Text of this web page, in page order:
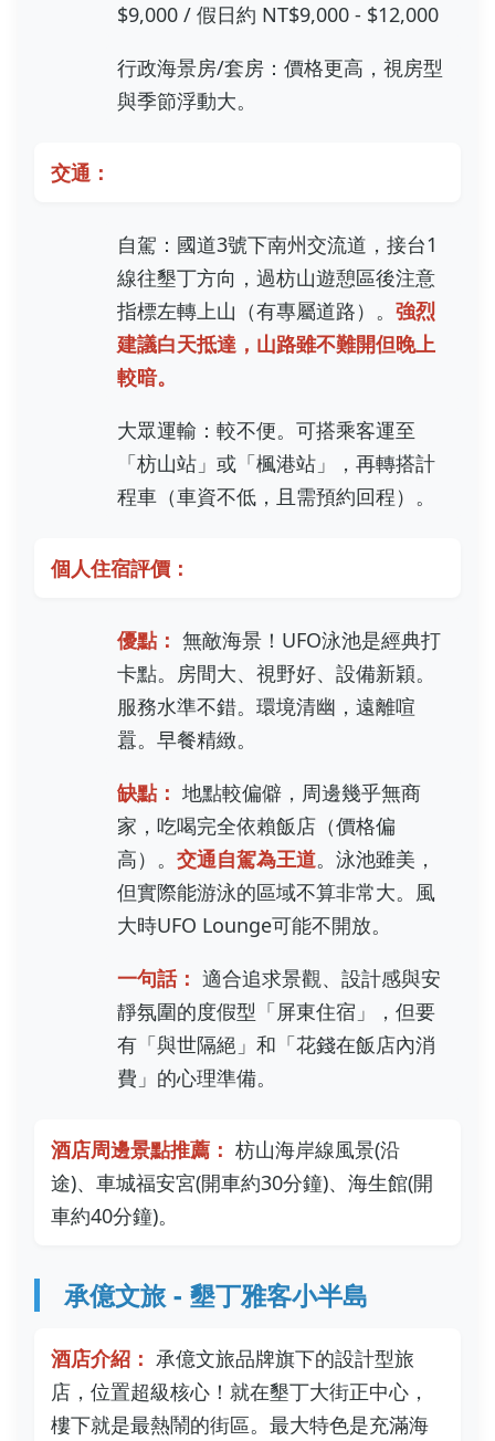
$9,000 / 假日約 NT$9,000 - $12,000
行政海景房/套房：價格更高，視房型
與季節浮動大。
交通：
自駕：國道3號下南州交流道，接台1
線往墾丁方向，過枋山遊憩區後注意
指標左轉上山（有專屬道路）。 強烈
建議白天抵達，山路雖不難開但晚上
較暗。
大眾運輸：較不便。可搭乘客運至
「枋山站」或「楓港站」，再轉搭計
程車（車資不低，且需預約回程）。
個人住宿評價：
優點： 無敵海景！UFO泳池是經典打
卡點。房間大、視野好、設備新穎。
服務水準不錯。環境清幽，遠離喧
囂。早餐精緻。
缺點： 地點較偏僻，周邊幾乎無商
家，吃喝完全依賴飯店（價格偏
高）。 交通自駕為王道。泳池雖美，
但實際能游泳的區域不算非常大。風
大時UFO Lounge可能不開放。
一句話： 適合追求景觀、設計感與安
靜氛圍的度假型「屏東住宿」，但要
有「與世隔絕」和「花錢在飯店內消
費」的心理準備。
酒店周邊景點推薦： 枋山海岸線風景(沿
途)、車城福安宮(開車約30分鐘)、海生館(開
車約40分鐘)。
承億文旅 - 墾丁雅客小半島
酒店介紹： 承億文旅品牌旗下的設計型旅
店，位置超級核心！就在墾丁大街正中心，
樓下就是最熱鬧的街區。最大特色是充滿海